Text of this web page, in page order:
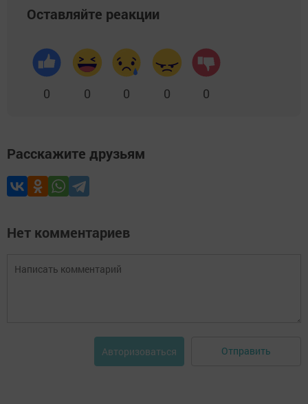
Оставляйте реакции
0 0 0 0 0
Расскажите друзьям
Нет комментариев
Авторизоваться Отправить